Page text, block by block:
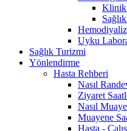
Klinik
Uyku
Sağlık Turizmi
Yönlendirme
Hasta Rehberi
Nasıl
Ziyaret
Nasıl
Muayene
Hasta -